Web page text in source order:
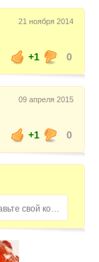
21 ноября 2014
+1
0
09 апреля 2015
+1
0
Домохозяйка, пожалуйста, оставьте свой комментарий...